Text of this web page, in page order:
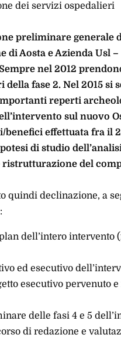
dei servizi ospedalieri
preliminare generale
di Aosta e Azienda Usl –
nel 2012
fase 2. Nel 2015 si
reperti
sul nuovo
benefici effettuata fra il
di studio
ristrutturazione del
quindi declinazione, a
dell’intero intervento
ed esecutivo
esecutivo pervenuto
delle fasi 4 e 5
di redazione e